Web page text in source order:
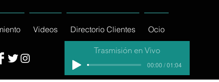
Videos Directorio Clientes Ocio
Trasmisión en Vivo
00:00 / 01:04